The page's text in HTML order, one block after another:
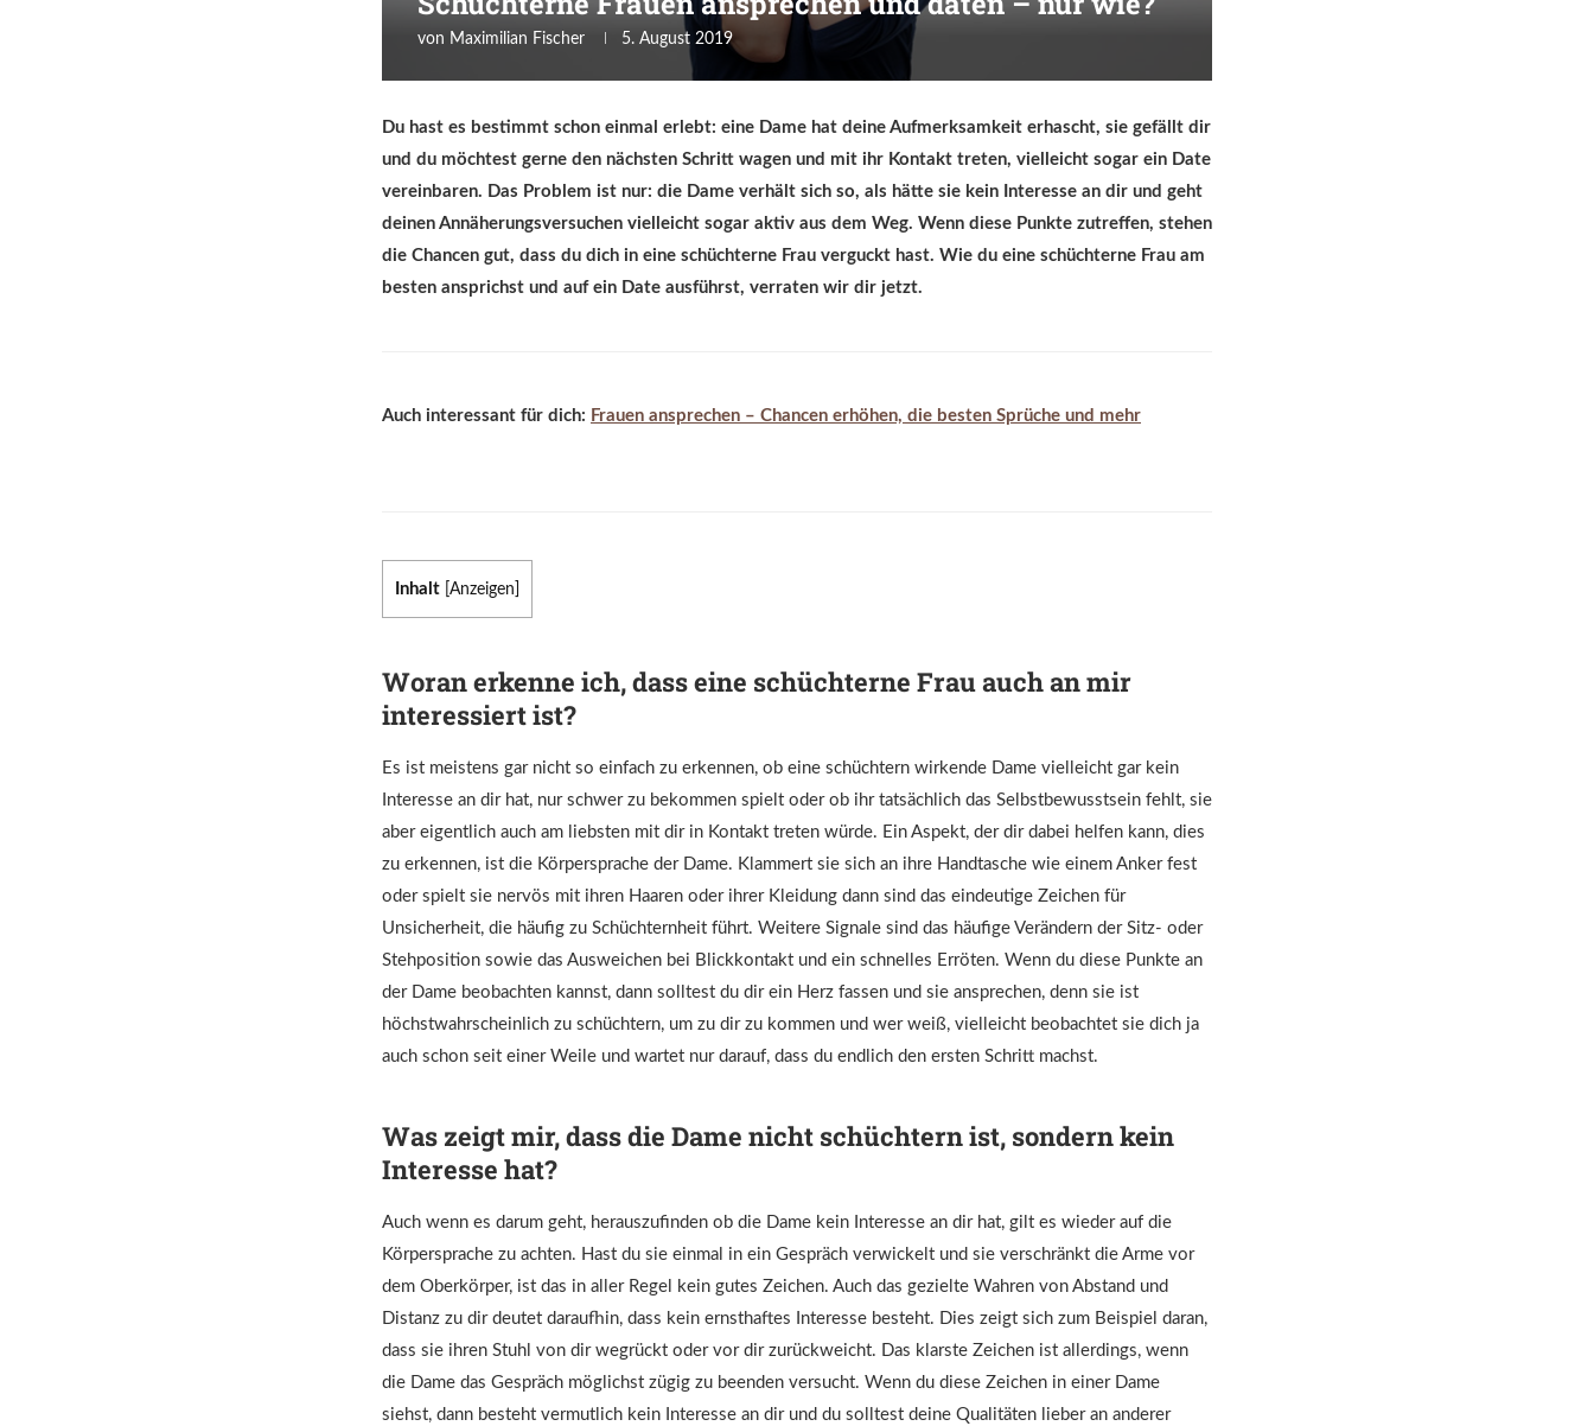
von Maximilian Fischer 5. August 2019
Du hast es bestimmt schon einmal erlebt: eine Dame hat deine Aufmerksamkeit erhascht, sie gefällt dir
und du möchtest gerne den nächsten Schritt wagen und mit ihr Kontakt treten, vielleicht sogar ein Date
vereinbaren. Das Problem ist nur: die Dame verhält sich so, als hätte sie kein Interesse an dir und geht
deinen Annäherungsversuchen vielleicht sogar aktiv aus dem Weg. Wenn diese Punkte zutreffen, stehen
die Chancen gut, dass du dich in eine schüchterne Frau verguckt hast. Wie du eine schüchterne Frau am
besten ansprichst und auf ein Date ausführst, verraten wir dir jetzt.
Auch interessant für dich: Frauen ansprechen – Chancen erhöhen, die besten Sprüche und mehr
Inhalt Anzeigen
Woran erkenne ich, dass eine schüchterne Frau auch an mir
interessiert ist?
Es ist meistens gar nicht so einfach zu erkennen, ob eine schüchtern wirkende Dame vielleicht gar kein
Interesse an dir hat, nur schwer zu bekommen spielt oder ob ihr tatsächlich das Selbstbewusstsein fehlt, sie
aber eigentlich auch am liebsten mit dir in Kontakt treten würde. Ein Aspekt, der dir dabei helfen kann, dies
zu erkennen, ist die Körpersprache der Dame. Klammert sie sich an ihre Handtasche wie einem Anker fest
oder spielt sie nervös mit ihren Haaren oder ihrer Kleidung dann sind das eindeutige Zeichen für
Unsicherheit, die häufig zu Schüchternheit führt. Weitere Signale sind das häufige Verändern der Sitz- oder
Stehposition sowie das Ausweichen bei Blickkontakt und ein schnelles Erröten. Wenn du diese Punkte an
der Dame beobachten kannst, dann solltest du dir ein Herz fassen und sie ansprechen, denn sie ist
höchstwahrscheinlich zu schüchtern, um zu dir zu kommen und wer weiß, vielleicht beobachtet sie dich ja
auch schon seit einer Weile und wartet nur darauf, dass du endlich den ersten Schritt machst.
Was zeigt mir, dass die Dame nicht schüchtern ist, sondern kein
Interesse hat?
Auch wenn es darum geht, herauszufinden ob die Dame kein Interesse an dir hat, gilt es wieder auf die
Körpersprache zu achten. Hast du sie einmal in ein Gespräch verwickelt und sie verschränkt die Arme vor
dem Oberkörper, ist das in aller Regel kein gutes Zeichen. Auch das gezielte Wahren von Abstand und
Distanz zu dir deutet daraufhin, dass kein ernsthaftes Interesse besteht. Dies zeigt sich zum Beispiel daran,
dass sie ihren Stuhl von dir wegrückt oder vor dir zurückweicht. Das klarste Zeichen ist allerdings, wenn
die Dame das Gespräch möglichst zügig zu beenden versucht. Wenn du diese Zeichen in einer Dame
siehst, dann besteht vermutlich kein Interesse an dir und du solltest deine Qualitäten lieber an anderer